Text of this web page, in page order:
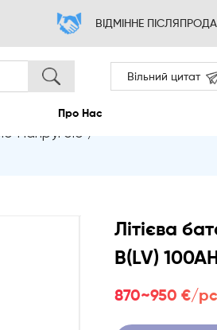
ЦІНА
Продукція
Напругою /
Літієва
B(LV)
870~950 €/pc